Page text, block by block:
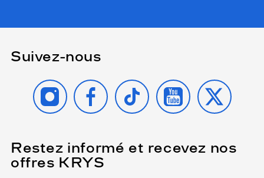
Suivez-nous
INSTAGRAMFACEBOOK
TIKTOK YOUTUBE
X
Restez informé et recevez nos
offres KRYS
Name
(Ce
champ
est
obligatoire)